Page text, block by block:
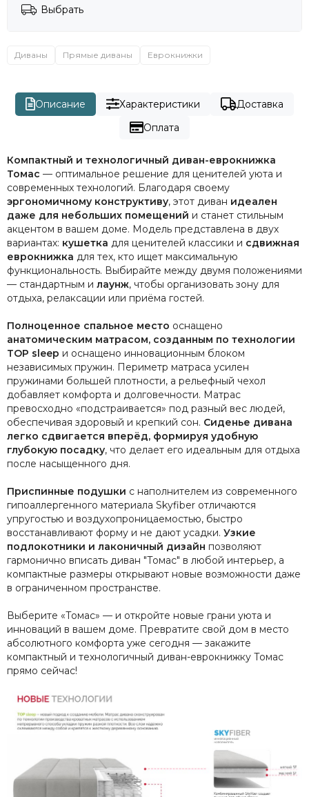
Выбрать
Диваны Прямые диваны Еврокнижки
Описание Характеристики
Доставка
Оплата
Компактный и технологичный диван-еврокнижка
Томас — оптимальное решение для ценителей уюта и
современных технологий. Благодаря своему
эргономичному конструктиву, этот диван идеален
даже для небольших помещений и станет стильным
акцентом в вашем доме. Модель представлена в двух
вариантах: кушетка для ценителей классики и сдвижная
еврокнижка для тех, кто ищет максимальную
функциональность. Выбирайте между двумя положениями
— стандартным и лаунж, чтобы организовать зону для
отдыха, релаксации или приёма гостей.
Полноценное спальное место оснащено
анатомическим матрасом, созданным по технологии
TOP sleep и оснащено инновационным блоком
независимых пружин. Периметр матраса усилен
пружинами большей плотности, а рельефный чехол
добавляет комфорта и долговечности. Матрас
превосходно «подстраивается» под разный вес людей,
обеспечивая здоровый и крепкий сон. Сиденье дивана
легко сдвигается вперёд, формируя удобную
глубокую посадку, что делает его идеальным для отдыха
после насыщенного дня.
Приспинные подушки с наполнителем из современного
гипоаллергенного материала Skyfiber отличаются
упругостью и воздухопроницаемостью, быстро
восстанавливают форму и не дают усадки. Узкие
подлокотники и лаконичный дизайн позволяют
гармонично вписать диван "Томас" в любой интерьер, а
компактные размеры открывают новые возможности даже
в ограниченном пространстве.
Выберите «Томас» — и откройте новые грани уюта и
инноваций в вашем доме. Превратите свой дом в место
абсолютного комфорта уже сегодня — закажите
компактный и технологичный диван-еврокнижку Томас
прямо сейчас!